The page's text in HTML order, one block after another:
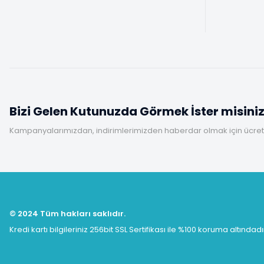
Bizi Gelen Kutunuzda Görmek İster
Kampanyalarımızdan, indirimlerimizden haberdar olmak için
© 2024 Tüm hakları saklıdır.
Kredi kartı bilgileriniz 256bit SSL Sertifikası ile %100 koruma